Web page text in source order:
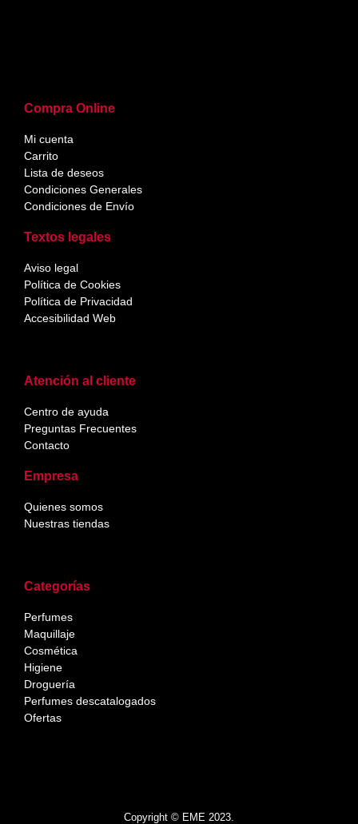
Copyright © EME 2023.
Categorías
Perfumes
Maquillaje
Cosmética
Higiene
Droguería
Perfumes descatalogados
Ofertas
Atención al cliente
Centro de ayuda
Preguntas Frecuentes
Contacto
Empresa
Quienes somos
Nuestras tiendas
Compra Online
Mi cuenta
Carrito
Lista de deseos
Condiciones Generales
Condiciones de Envío
Textos legales
Aviso legal
Política de Cookies
Política de Privacidad
Accesibilidad Web